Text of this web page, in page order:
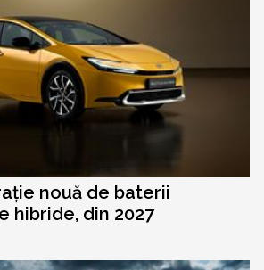
nouă de baterii
hibride, din 2027